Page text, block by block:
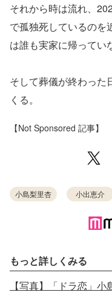
それから時は流れ、
で孤独死しているのを
は誰も実家に帰ってい
そして葬儀が終わった
くる。
【Not Sponsored 記事】
小島梨里杏 小出恵介
もっと詳しくみる